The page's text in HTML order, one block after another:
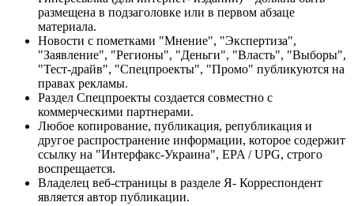
размещена в подзаголовке или в первом абзаце
материала.
Новости с пометками "Мнение", "Экспертиза",
"Заявление", "Регионы", "Деньги", "Власть", "Выборы",
"Тест-драйв", "Спецпроекты", "Промо" публикуются на
правах рекламы.
Раздел Спецпроекты создается совместно с
коммерческими партнерами.
Любое копирование, публикация, републикация и
другое распространение информации, которое содержит
ссылку на "Интерфакс-Украина", EPA / UPG, строго
воспрещается.
Владелец веб-страницы в разделе Я- Корреспондент
является автор публикации.